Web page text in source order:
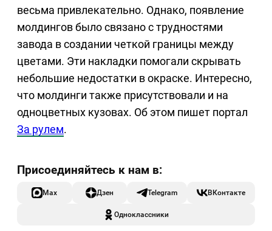
весьма привлекательно. Однако, появление
молдингов было связано с трудностями
завода в создании четкой границы между
цветами. Эти накладки помогали скрывать
небольшие недостатки в окраске. Интересно,
что молдинги также присутствовали и на
одноцветных кузовах. Об этом пишет портал
За рулем.
Max Дзен Telegram ВКонтакте
Одноклассники